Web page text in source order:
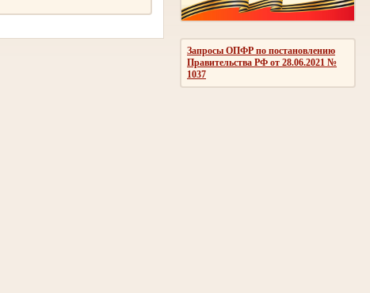
Запросы ОПФР по постановлению
Правительства РФ от 28.06.2021 №
1037